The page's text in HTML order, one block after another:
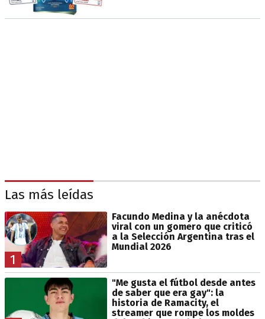
Las más leídas
1
Facundo Medina y la anécdota
viral con un gomero que criticó
a la Selección Argentina tras el
Mundial 2026
"Me gusta el fútbol desde antes
de saber que era gay": la
historia de Ramacity, el
streamer que rompe los moldes